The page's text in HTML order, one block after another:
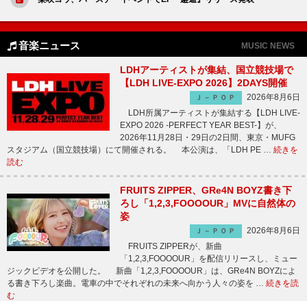
音楽ニュース MUSIC NEWS
LDHアーティストが集結、国立競技場で
【LDH LIVE-EXPO 2026】2DAYS開催
Ｊ－ＰＯＰ
2026年8月6日
LDH所属アーティストが集結する【LDH LIVE-
EXPO 2026 -PERFECT YEAR BEST-】が、
2026年11月28日・29日の2日間、東京・MUFG
スタジアム（国立競技場）にて開催される。 本公演は、「LDH PE … 続きを
読む
FRUITS ZIPPER、GRe4N BOYZ書き下
ろし「1,2,3,FOOOOUR」MVに自然体の
姿
Ｊ－ＰＯＰ
2026年8月6日
FRUITS ZIPPERが、新曲
「1,2,3,FOOOOUR」を配信リリースし、ミュー
ジックビデオを公開した。 新曲「1,2,3,FOOOOUR」は、GRe4N BOYZによ
る書き下ろし楽曲。電車の中でそれぞれの未来へ向かう人々の姿を … 続きを読
む